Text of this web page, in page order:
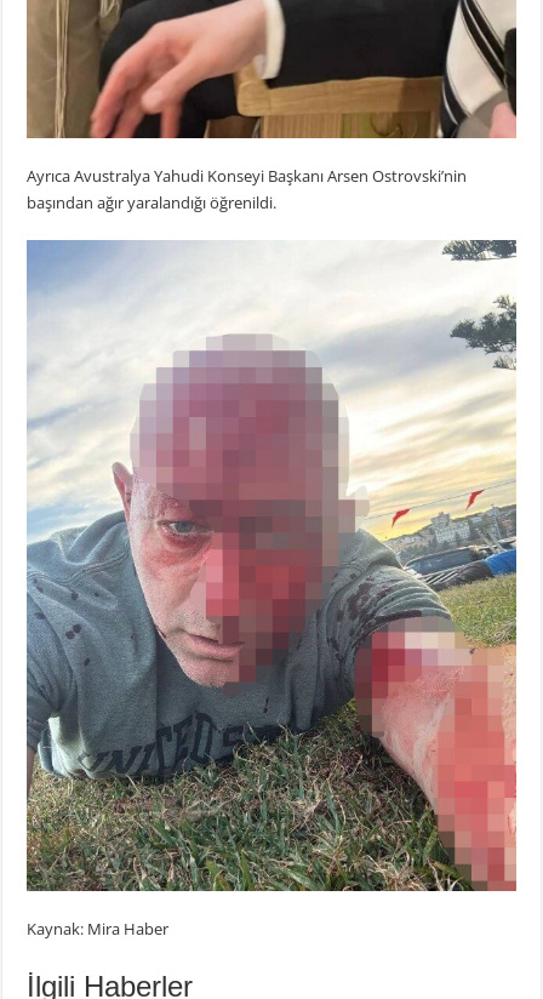
Ayrıca Avustralya Yahudi Konseyi Başkanı Arsen Ostrovski’nin
başından ağır yaralandığı öğrenildi.
Kaynak: Mira Haber
İlgili Haberler